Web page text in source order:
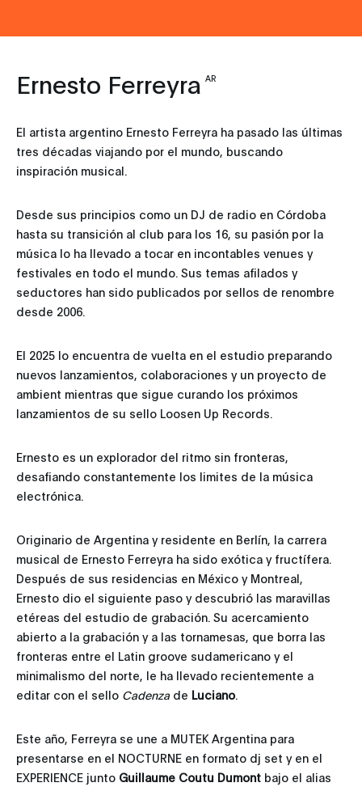
Ernesto Ferreyra AR
El artista argentino Ernesto Ferreyra ha pasado las últimas
tres décadas viajando por el mundo, buscando
inspiración musical.
Desde sus principios como un DJ de radio en Córdoba
hasta su transición al club para los 16, su pasión por la
música lo ha llevado a tocar en incontables venues y
festivales en todo el mundo. Sus temas afilados y
seductores han sido publicados por sellos de renombre
desde 2006.
El 2025 lo encuentra de vuelta en el estudio preparando
nuevos lanzamientos, colaboraciones y un proyecto de
ambient mientras que sigue curando los próximos
lanzamientos de su sello Loosen Up Records.
Ernesto es un explorador del ritmo sin fronteras,
desafiando constantemente los limites de la música
electrónica.
Originario de Argentina y residente en Berlín, la carrera
musical de Ernesto Ferreyra ha sido exótica y fructífera.
Después de sus residencias en México y Montreal,
Ernesto dio el siguiente paso y descubrió las maravillas
etéreas del estudio de grabación. Su acercamiento
abierto a la grabación y a las tornamesas, que borra las
fronteras entre el Latin groove sudamericano y el
minimalismo del norte, le ha llevado recientemente a
editar con el sello Cadenza de Luciano
Este año, Ferreyra se une a MUTEK Argentina para
presentarse en el NOCTURNE en formato dj set y en el
EXPERIENCE junto Guillaume Coutu Dumont bajo el alias